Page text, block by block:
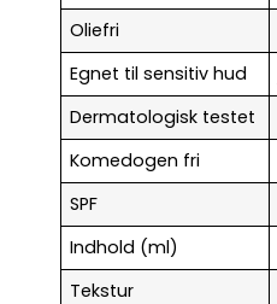
Oliefri
Egnet til sensitiv hud
Dermatologisk testet
Komedogen fri
SPF
Indhold (ml)
Tekstur